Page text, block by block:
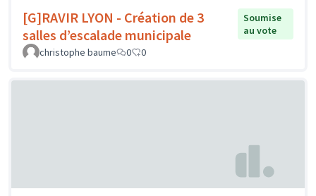
[G]RAVIR LYON - Création de 3
salles d’escalade municipale
Soumise
au vote
christophe baume
0 0